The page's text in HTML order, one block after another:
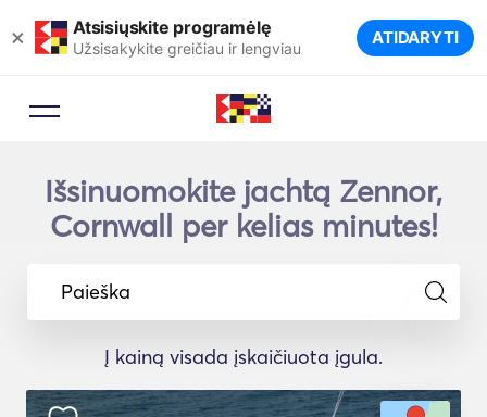
× Atsisiųskite programėlę
Užsisakykite greičiau ir lengviau ATIDARYTI
Išsinuomokite jachtą Zennor,
Cornwall per kelias minutes!
Paieška
Į kainą visada įskaičiuota įgula.